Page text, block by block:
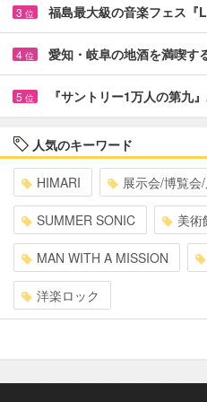
3 位 福島最大級の音楽フェス
4 位 愛知・岐阜の地酒を満喫
5 位 『サントリー1万人の第
人気のキーワード
HIMARI 展示会/博覧会
SUMMER SONIC 美術
MAN WITH A MISSION
洋楽ロック